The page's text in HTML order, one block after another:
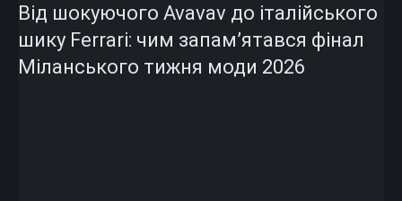
Від шокуючого Avavav до італійського
шику Ferrari: чим запам’ятався фінал
Міланського тижня моди 2026